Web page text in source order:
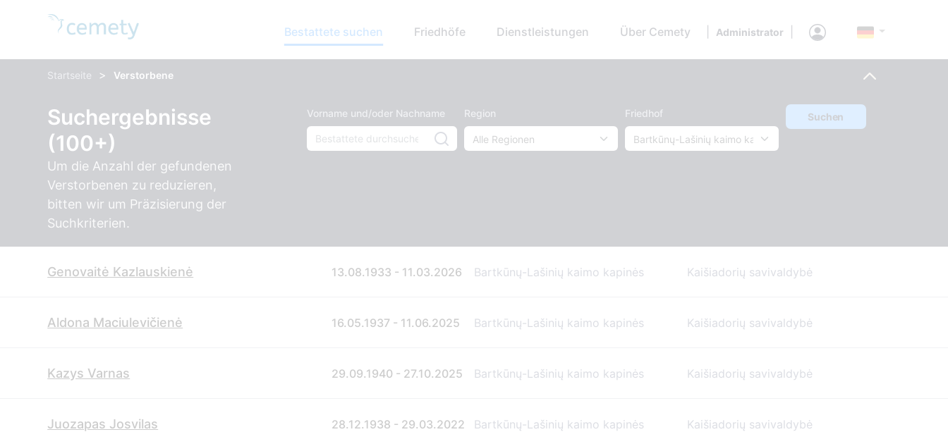
Bestattete suchen Friedhöfe Dienstleistungen Über Cemety Administrator
Startseite > Verstorbene
Suchergebnisse
(100+)
Um die Anzahl der gefundenen
Verstorbenen zu reduzieren,
bitten wir um Präzisierung der
Suchkriterien.
Vorname und/oder Nachname Region Friedhof Suchen
Genovaitė Kazlauskienė 13.08.1933 - 11.03.2026 Bartkūnų-Lašinių kaimo kapinės Kaišiadorių savivaldybė
Aldona Maciulevičienė 16.05.1937 - 11.06.2025 Bartkūnų-Lašinių kaimo kapinės Kaišiadorių savivaldybė
Kazys Varnas 29.09.1940 - 27.10.2025 Bartkūnų-Lašinių kaimo kapinės Kaišiadorių savivaldybė
Juozapas Josvilas 28.12.1938 - 29.03.2022 Bartkūnų-Lašinių kaimo kapinės Kaišiadorių savivaldybė